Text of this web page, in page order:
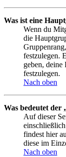
Was ist eine
Wenn du
die
festzulegen.
geben, deine
festzulegen.
Nach oben
Was bedeutet der
Auf dieser
findest hier
diese im
Nach oben